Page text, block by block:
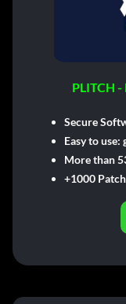
PLITCH
Secure
Easy to use:
More than
+1000